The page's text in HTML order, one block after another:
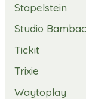
Stapelstein
Studio
Tickit
Trixie
Waytoplay